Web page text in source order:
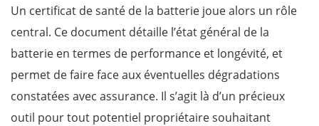
Un certificat de santé de la batterie joue alors un rôle
central. Ce document détaille l’état général de la
batterie en termes de performance et longévité, et
permet de faire face aux éventuelles dégradations
constatées avec assurance. Il s’agit là d’un précieux
outil pour tout potentiel propriétaire souhaitant